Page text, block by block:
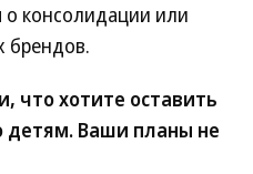
консолидации или
брендов.
что хотите оставить
детям. Ваши планы не